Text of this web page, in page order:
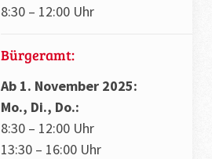
8:30 – 12:00 Uhr
Bürgeramt:
Ab 1. November 2025:
Mo., Di., Do.:
8:30 – 12:00 Uhr
13:30 – 16:00 Uhr